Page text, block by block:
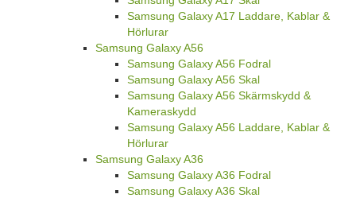
Samsung Galaxy A17 Laddare, Kablar &
Hörlurar
Samsung Galaxy A56
Samsung Galaxy A56 Fodral
Samsung Galaxy A56 Skal
Samsung Galaxy A56 Skärmskydd &
Kameraskydd
Samsung Galaxy A56 Laddare, Kablar &
Hörlurar
Samsung Galaxy A36
Samsung Galaxy A36 Fodral
Samsung Galaxy A36 Skal